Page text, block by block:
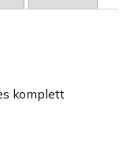
komplett